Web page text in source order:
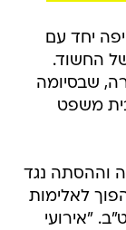
יחד עם
החשוד.
שבסיומה
משפט
וההסתה נגד
לאלימות
"אירועי